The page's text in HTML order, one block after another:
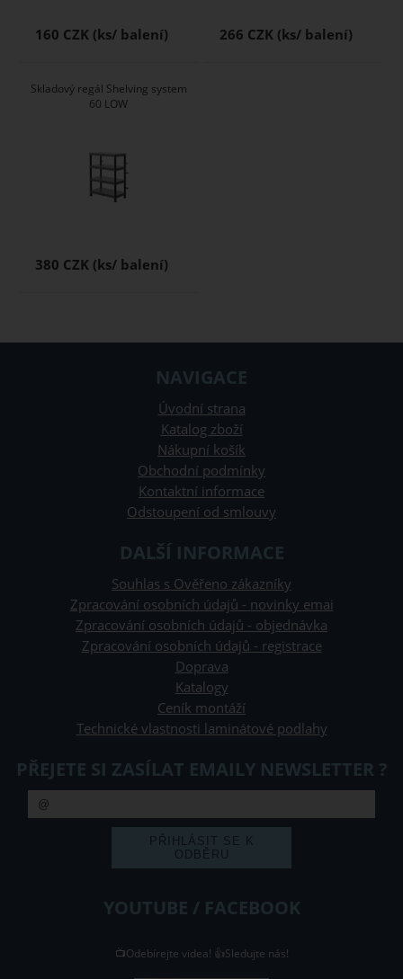
160 CZK 266 CZK
Skladový regál Shelving system
60 LOW
380 CZK
NAVIGACE
Úvodní strana
Katalog zboží
Nákupní košík
Obchodní podmínky
Kontaktní informace
Odstoupení od smlouvy
DALŠÍ INFORMACE
Souhlas s Ověřeno zákazníky
Zpracování osobních údajů - novinky emai
Zpracování osobních údajů - objednávka
Zpracování osobních údajů - registrace
Doprava
Katalogy
Ceník montáží
Technické vlastnosti laminátové podlahy
PŘEJETE SI ZASÍLAT EMAILY NEWSLETTER ?
YOUTUBE / FACEBOOK
📺Odebírejte videa! 👍Sledujte nás!